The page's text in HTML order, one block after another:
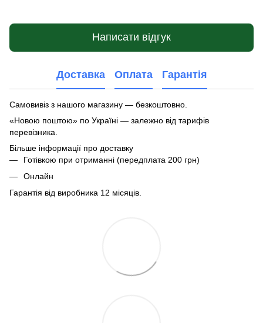
Написати відгук
Доставка Оплата Гарантія
Самовивіз з нашого магазину — безкоштовно.
«Новою поштою» по Україні — залежно від тарифів
перевізника.
Більше інформації про доставку
Готівкою при отриманні (передплата 200 грн)
Онлайн
Гарантія від виробника 12 місяців.